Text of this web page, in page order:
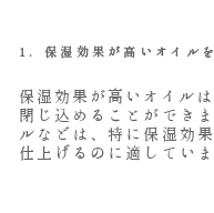
1. 保湿効果が高いオイル
保湿効果が高いオイル
閉じ込めることができ
ルなどは、特に保湿効
仕上げるのに適していま